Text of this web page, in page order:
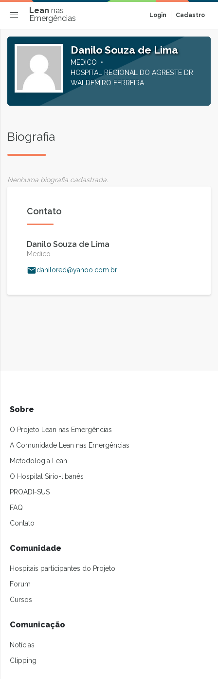
Lean nas
Emergências
Login Cadastro
Danilo Souza de Lima
MEDICO
HOSPITAL REGIONAL DO AGRESTE DR
WALDEMIRO FERREIRA
Biografia
Nenhuma biografia cadastrada.
Contato
Danilo Souza de Lima
Medico
danilored@yahoo.com.br
Sobre
O Projeto Lean nas Emergências
A Comunidade Lean nas Emergências
Metodologia Lean
O Hospital Sírio-libanês
PROADI-SUS
FAQ
Contato
Comunidade
Hospitais participantes do Projeto
Forum
Cursos
Comunicação
Notícias
Clipping